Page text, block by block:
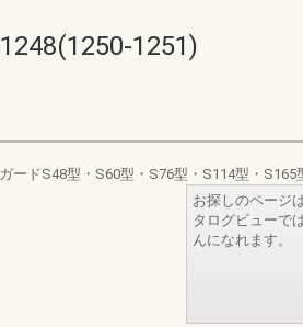
1251)
ードS48型・S60型・S76型・S114型・S165
お探しのページ
タログビューで
んになれます。